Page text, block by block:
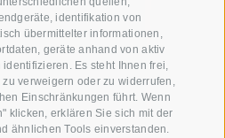
identifikation von
übermittelter informationen,
geräte anhand von aktiv
Es steht Ihnen frei,
zu verweigern oder zu widerrufen,
Einschränkungen führt. Wenn
klicken, erklären Sie sich mit der
ähnlichen Tools einverstanden.